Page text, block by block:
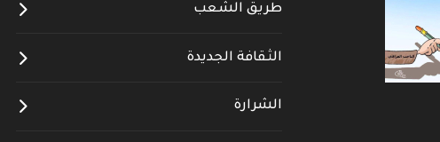
طريق الشعب
الثقافة الجديدة
الشرارة